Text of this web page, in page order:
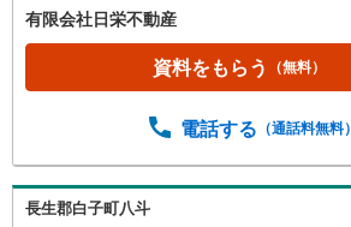
有限会社日栄不動産
資料をもらう （無料）
電話する （通話料無料）
長生郡白子町八斗